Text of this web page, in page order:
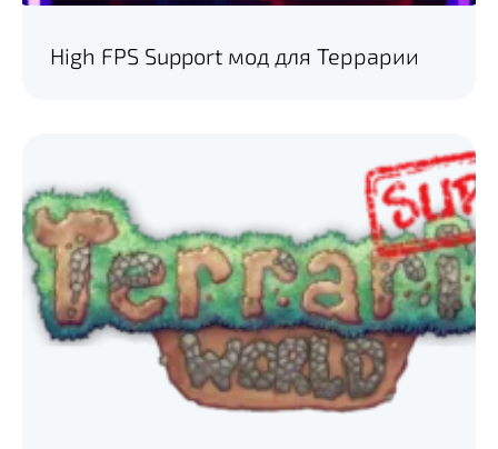
High FPS Support мод для Террарии